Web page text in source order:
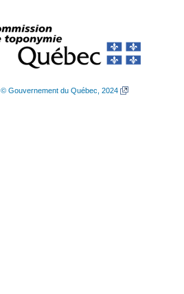
© Gouvernement du Québec, 2024